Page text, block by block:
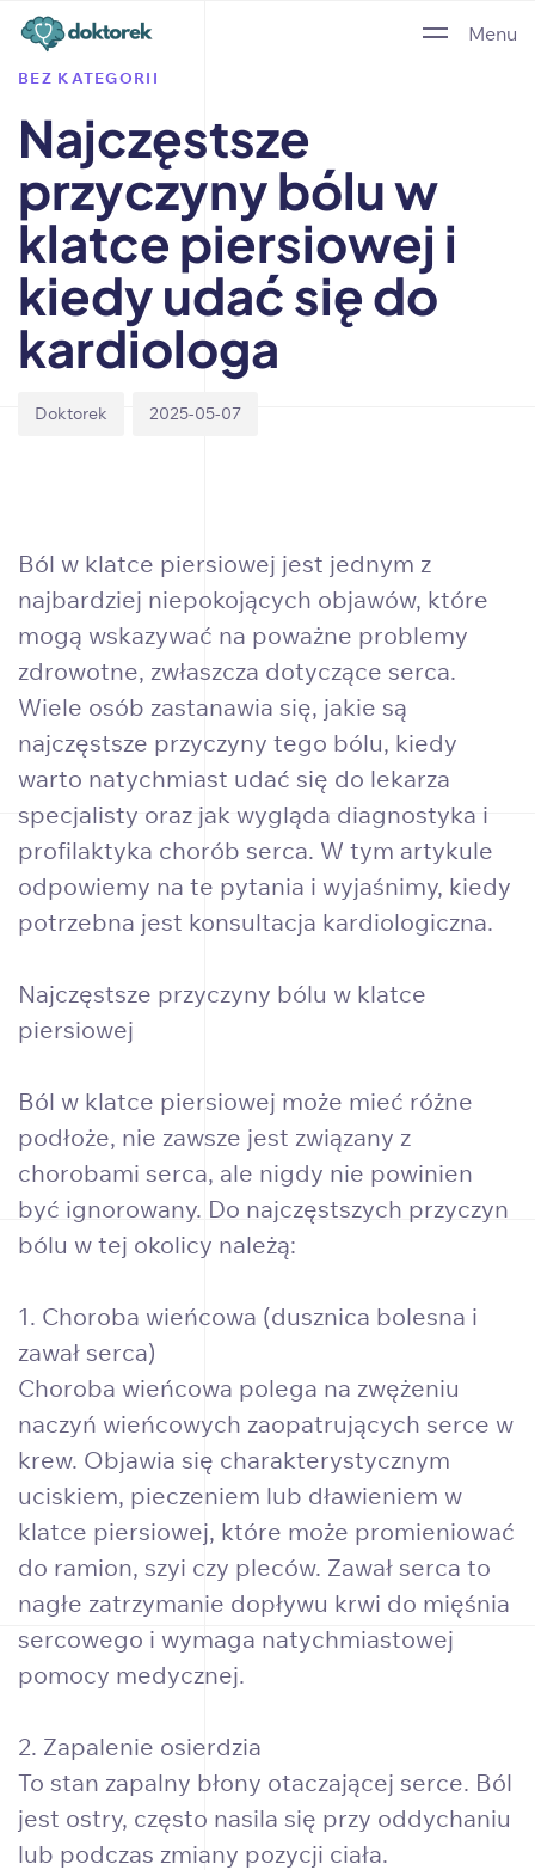
Menu
PUBLISHED
BEZ KATEGORII
Najczęstsze
przyczyny bólu w
klatce piersiowej i
kiedy udać się do
kardiologa
Author
Doktorek
Published
2025-05-07
Ból w klatce piersiowej jest jednym z
najbardziej niepokojących objawów, które
mogą wskazywać na poważne problemy
zdrowotne, zwłaszcza dotyczące serca.
Wiele osób zastanawia się, jakie są
najczęstsze przyczyny tego bólu, kiedy
warto natychmiast udać się do lekarza
specjalisty oraz jak wygląda diagnostyka i
profilaktyka chorób serca. W tym artykule
odpowiemy na te pytania i wyjaśnimy, kiedy
potrzebna jest konsultacja kardiologiczna.
Najczęstsze przyczyny bólu w klatce
piersiowej
Ból w klatce piersiowej może mieć różne
podłoże, nie zawsze jest związany z
chorobami serca, ale nigdy nie powinien
być ignorowany. Do najczęstszych przyczyn
bólu w tej okolicy należą:
1. Choroba wieńcowa (dusznica bolesna i
zawał serca)
Choroba wieńcowa polega na zwężeniu
naczyń wieńcowych zaopatrujących serce w
krew. Objawia się charakterystycznym
uciskiem, pieczeniem lub dławieniem w
klatce piersiowej, które może promieniować
do ramion, szyi czy pleców. Zawał serca to
nagłe zatrzymanie dopływu krwi do mięśnia
sercowego i wymaga natychmiastowej
pomocy medycznej.
2. Zapalenie osierdzia
To stan zapalny błony otaczającej serce. Ból
jest ostry, często nasila się przy oddychaniu
lub podczas zmiany pozycji ciała.